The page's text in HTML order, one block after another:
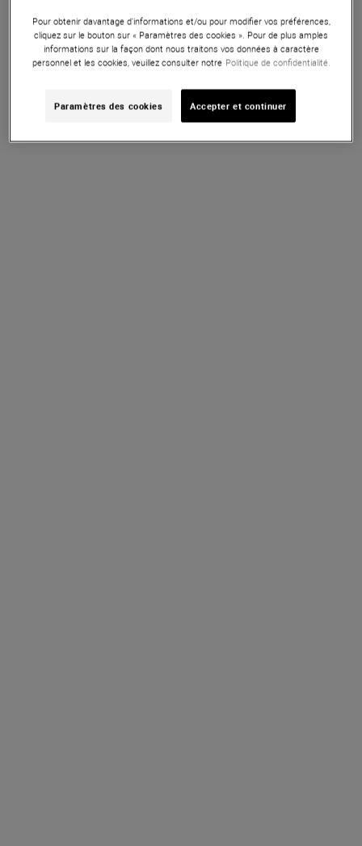
Pour obtenir davantage d'informations et/ou pour modifier vos préférences,
cliquez sur le bouton sur « Paramètres des cookies ». Pour de plus amples
informations sur la façon dont nous traitons vos données à caractère
personnel et les cookies, veuillez consulter notre Politique de confidentialité.
Paramètres des cookies Accepter et continuer